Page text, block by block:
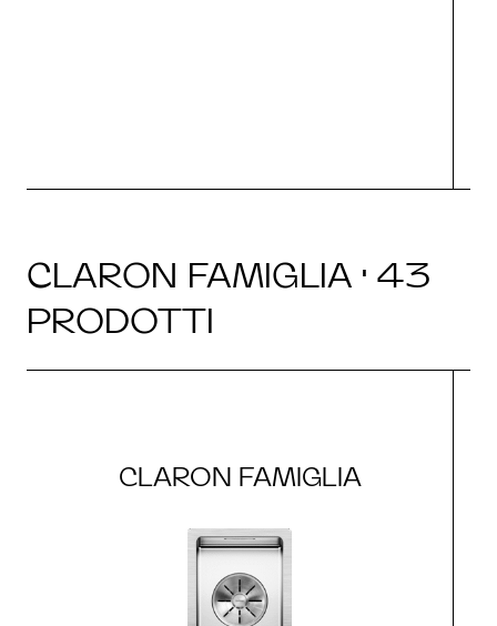
CLARON FAMIGLIA · 43
PRODOTTI
CLARON FAMIGLIA